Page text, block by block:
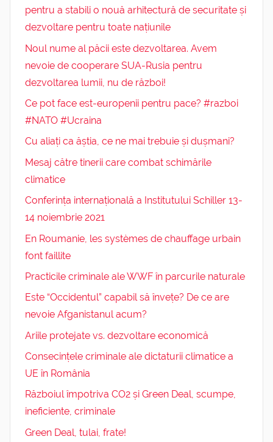
pentru a stabili o nouă arhitectură de securitate și
dezvoltare pentru toate națiunile
Noul nume al păcii este dezvoltarea. Avem
nevoie de cooperare SUA-Rusia pentru
dezvoltarea lumii, nu de război!
Ce pot face est-europenii pentru pace? #razboi
#NATO #Ucraina
Cu aliați ca ăștia, ce ne mai trebuie și dușmani?
Mesaj către tinerii care combat schimările
climatice
Conferința internațională a Institutului Schiller 13-
14 noiembrie 2021
En Roumanie, les systèmes de chauffage urbain
font faillite
Practicile criminale ale WWF în parcurile naturale
Este “Occidentul” capabil să învețe? De ce are
nevoie Afganistanul acum?
Ariile protejate vs. dezvoltare economică
Consecințele criminale ale dictaturii climatice a
UE în România
Războiul împotriva CO2 și Green Deal, scumpe,
ineficiente, criminale
Green Deal, tulai, frate!